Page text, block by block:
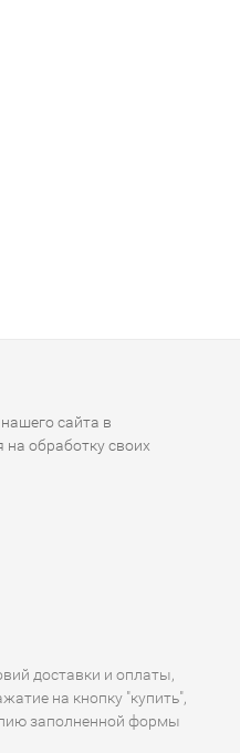
сайта в
на обработку своих
доставки и оплаты,
на кнопку "купить",
заполненной формы